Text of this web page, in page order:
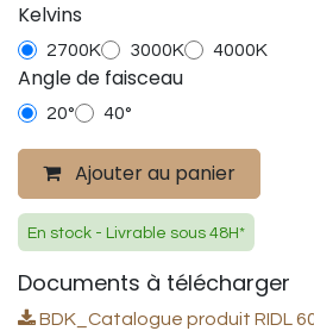
Kelvins
2700K 3000K 4000K
Angle de faisceau
20° 40°
Ajouter au panier
En stock - Livrable sous 48H*
Documents à télécharger
BDK_Catalogue produit RIDL